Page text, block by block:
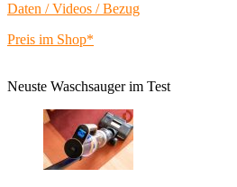
Daten / Videos / Bezug
Preis im Shop*
Neuste Waschsauger im Test